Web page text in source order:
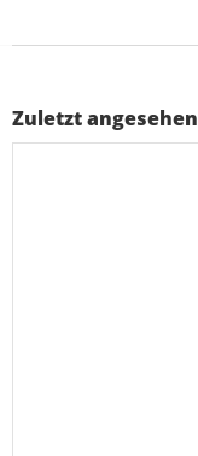
Zuletzt angesehen